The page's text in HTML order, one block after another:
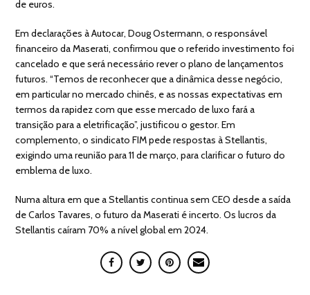
de euros.
Em declarações à Autocar, Doug Ostermann, o responsável
financeiro da Maserati, confirmou que o referido investimento foi
cancelado e que será necessário rever o plano de lançamentos
futuros. “Temos de reconhecer que a dinâmica desse negócio,
em particular no mercado chinês, e as nossas expectativas em
termos da rapidez com que esse mercado de luxo fará a
transição para a eletrificação”, justificou o gestor. Em
complemento, o sindicato FIM pede respostas à Stellantis,
exigindo uma reunião para 11 de março, para clarificar o futuro do
emblema de luxo.
Numa altura em que a Stellantis continua sem CEO desde a saída
de Carlos Tavares, o futuro da Maserati é incerto. Os lucros da
Stellantis caíram 70% a nível global em 2024.